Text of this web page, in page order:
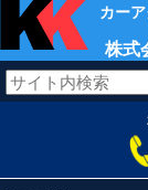
カー
株式